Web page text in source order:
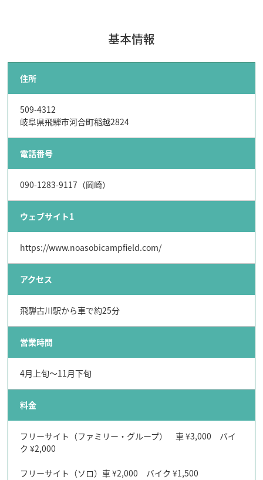
基本情報
住所
509-4312
岐阜県飛騨市河合町稲越2824
電話番号
090-1283-9117（岡崎）
ウェブサイト1
https://www.noasobicampfield.com/
アクセス
飛騨古川駅から車で約25分
営業時間
4月上旬～11月下旬
料金
フリーサイト（ファミリー・グループ） 車 ¥3,000 バイ
ク ¥2,000
フリーサイト（ソロ）車 ¥2,000 バイク ¥1,500